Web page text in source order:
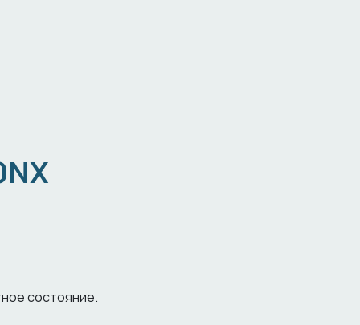
состояние.